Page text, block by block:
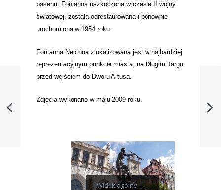
basenu. Fontanna uszkodzona w czasie II wojny
światowej, została odrestaurowana i ponownie
uruchomiona w 1954 roku.
Fontanna Neptuna zlokalizowana jest w najbardziej
reprezentacyjnym punkcie miasta, na Długim Targu
przed wejściem do Dworu Artusa.
Zdjęcia wykonano w maju 2009 roku.
Widok ogólny